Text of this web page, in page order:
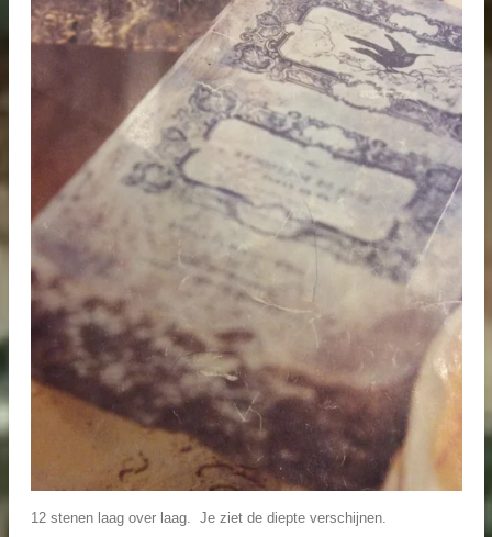
12 stenen laag over laag. Je ziet de diepte verschijnen.